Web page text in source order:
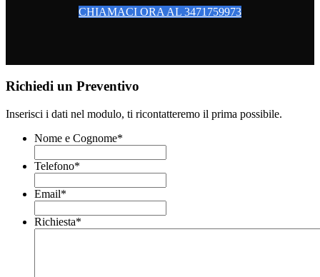
CHIAMACI ORA AL 3471759973
Richiedi un Preventivo
Inserisci i dati nel modulo, ti ricontatteremo il prima possibile.
Nome e Cognome*
Telefono*
Email*
Richiesta*